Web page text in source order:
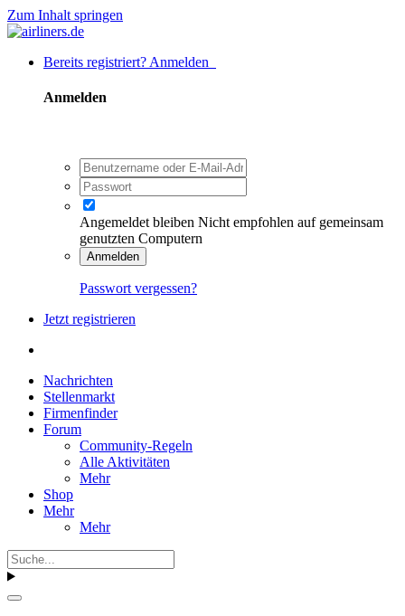
Zum Inhalt springen
Bereits registriert? Anmelden
Anmelden
Angemeldet bleiben Nicht empfohlen auf gemeinsam
genutzten Computern
Anmelden
Passwort vergessen?
Jetzt registrieren
Nachrichten
Stellenmarkt
Firmenfinder
Forum
Community-Regeln
Alle Aktivitäten
Mehr
Shop
Mehr
Mehr